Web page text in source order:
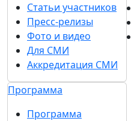
Статьи участников
Пресс-релизы
Фото и видео
Для СМИ
Аккредитация СМИ
Программа
Программа